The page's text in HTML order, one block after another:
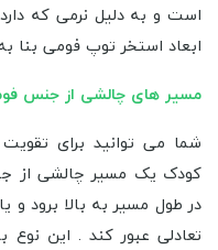
است و به دلیل نرمی که
ابعاد استخر توپ فومی
مسیر های چالشی از جنس
شما می توانید برای
کودک یک مسیر چالشی از
در طول مسیر به بالا برود
تعادلی عبور کند . این